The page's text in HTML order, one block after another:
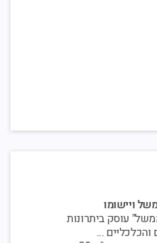
ויישומו
עוסק ביתרונות
והכלכליים ...